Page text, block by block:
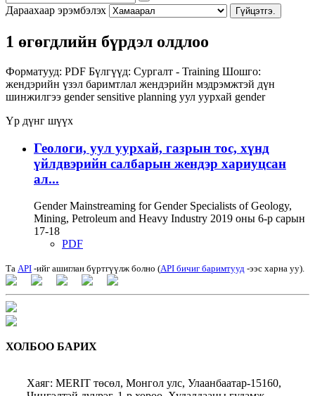
Дараахаар эрэмбэлэх Гүйцэтгэ.
1 өгөгдлийн бүрдэл олдлоо
Форматууд: PDF Бүлгүүд: Сургалт - Training Шошго:
жендэрийн үзэл баримтлал жендэрийн мэдрэмжтэй дүн
шинжилгээ gender sensitive planning уул уурхай gender
Үр дүнг шүүх
Геологи, уул уурхай, газрын тос, хүнд
үйлдвэрийн салбарын жендэр хариуцсан
ал...
Gender Mainstreaming for Gender Specialists of Geology,
Mining, Petroleum and Heavy Industry 2019 оны 6-р сарын
17-18
PDF
Та API -ийг ашиглан бүртгүүлж болно (API бичиг баримтууд -ээс харна уу).
ХОЛБОО БАРИХ
Хаяг: MERIT төсөл, Монгол улс, Улаанбаатар-15160,